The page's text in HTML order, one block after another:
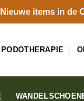
Nieuwe items in de
PODOTHERAPIE